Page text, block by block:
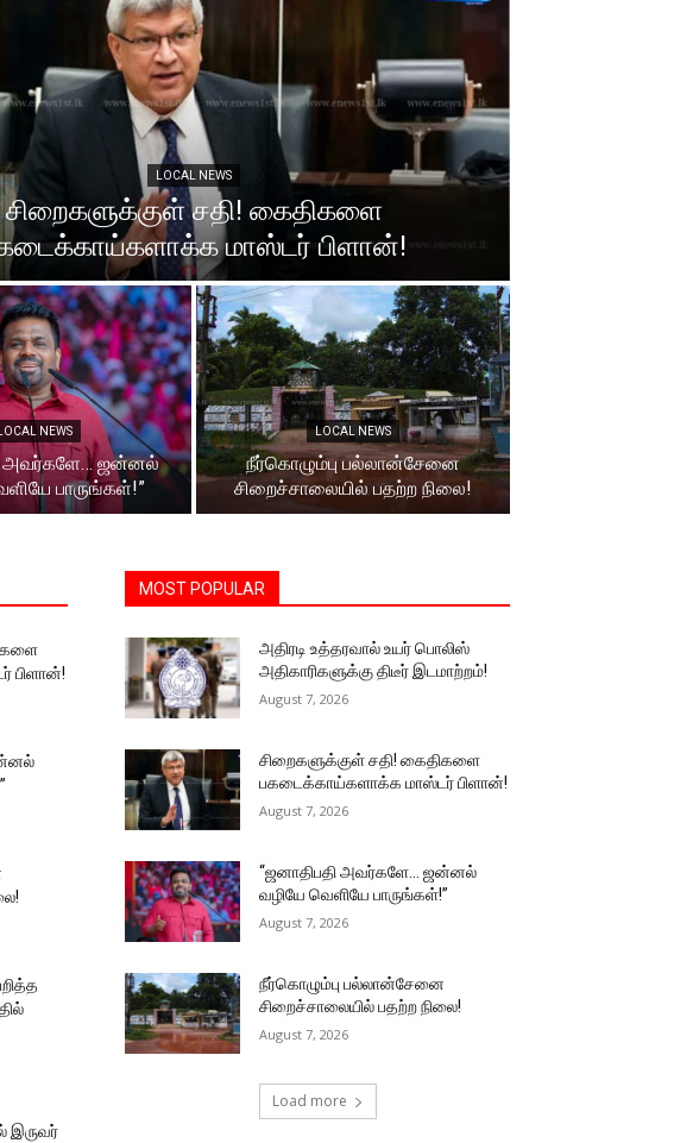
LOCAL NEWS
சிறைகளுக்குள் சதி! கைதிகளை
மாஸ்டர் பிளான்!
LOCAL NEWS
அவர்களே… ஜன்னல்
பாருங்கள்!”
LOCAL NEWS
நீர்கொழும்பு பல்லான்சேனை
சிறைச்சாலையில் பதற்ற நிலை!
பிளான்!
இருவர்
MOST POPULAR
அதிரடி உத்தரவால் உயர் பொலிஸ்
அதிகாரிகளுக்கு திடீர் இடமாற்றம்!
August 7, 2026
சிறைகளுக்குள் சதி! கைதிகளை
பகடைக்காய்களாக்க மாஸ்டர் பிளான்!
August 7, 2026
“ஜனாதிபதி அவர்களே… ஜன்னல்
வழியே வெளியே பாருங்கள்!”
August 7, 2026
நீர்கொழும்பு பல்லான்சேனை
சிறைச்சாலையில் பதற்ற நிலை!
August 7, 2026
Load more